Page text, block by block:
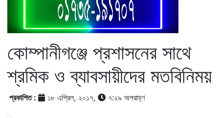
কোম্পানীগঞ্জে প্রশাসনের সাথে
শ্রমিক ও ব্যাবসায়ীদের মতবিনিময়
প্রকাশিত : ১৮ এপ্রিল, ২০১৭, ৭:২৯ অপরাহ্ণ